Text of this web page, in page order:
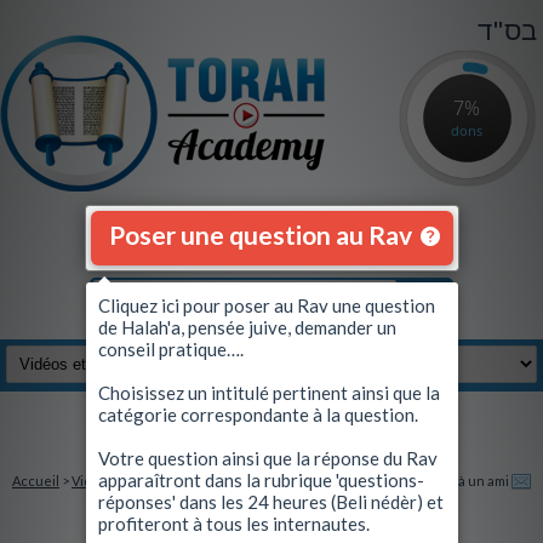
7%
dons
Se connecter|S'inscrire
בס"ד
Poser une question au Rav
Accueil >Vidéos et Quiz> Quand Aharon a honte de bien agir ...Envoyez à un ami
Cliquez ici pour poser au Rav une question
de Halah'a, pensée juive, demander un
conseil pratique….
Choisissez un intitulé pertinent ainsi que la
catégorie correspondante à la question.
Votre question ainsi que la réponse du Rav
apparaîtront dans la rubrique 'questions-
réponses' dans les 24 heures (Beli nédèr) et
profiteront à tous les internautes.